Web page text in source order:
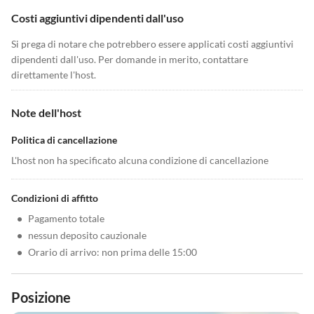
Costi aggiuntivi dipendenti dall'uso
Si prega di notare che potrebbero essere applicati costi aggiuntivi
dipendenti dall'uso. Per domande in merito, contattare
direttamente l'host.
Note dell'host
Politica di cancellazione
L'host non ha specificato alcuna condizione di cancellazione
Condizioni di affitto
• Pagamento totale
• nessun deposito cauzionale
• Orario di arrivo: non prima delle 15:00
Posizione